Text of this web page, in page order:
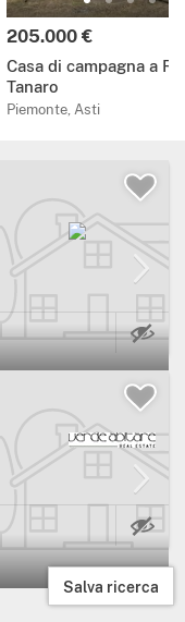
205.000 €
Casa di campagna a
Tanaro
Piemonte, Asti
Salva ricerca